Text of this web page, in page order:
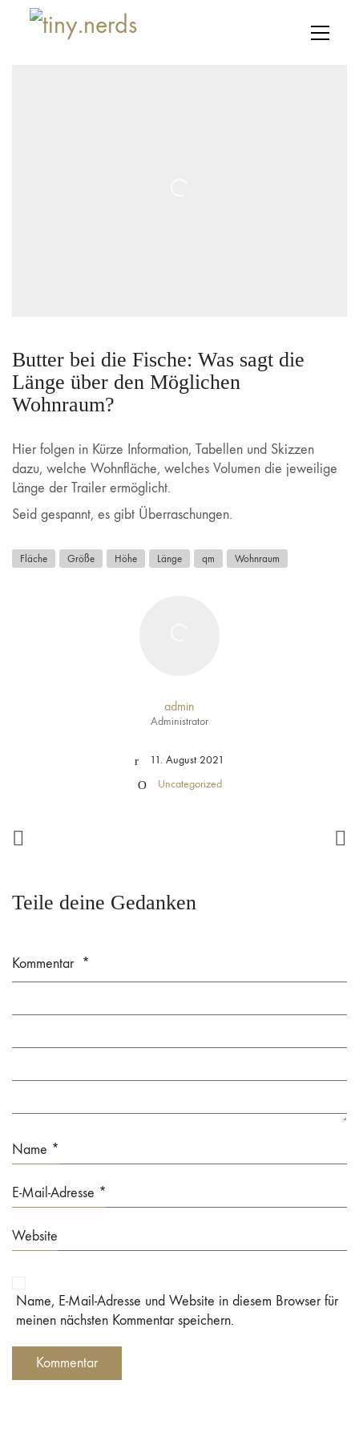
Butter bei die Fische: Was sagt die
Länge über den Möglichen
Wohnraum?
Hier folgen in Kürze Information, Tabellen und Skizzen
dazu, welche Wohnfläche, welches Volumen die jeweilige
Länge der Trailer ermöglicht.
Seid gespannt, es gibt Überraschungen.
Fläche Größe Höhe Länge qm Wohnraum
admin
Administrator
11. August 2021
Uncategorized
Teile deine Gedanken
Kommentar *
Name *
E-Mail-Adresse *
Website
Name, E-Mail-Adresse und Website in diesem Browser für
meinen nächsten Kommentar speichern.